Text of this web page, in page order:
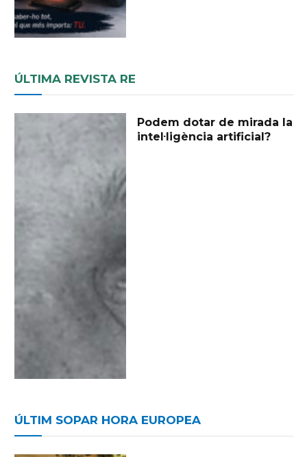
ÚLTIMA REVISTA RE
Podem dotar de mirada la
intel·ligència artificial?
ÚLTIM SOPAR HORA EUROPEA